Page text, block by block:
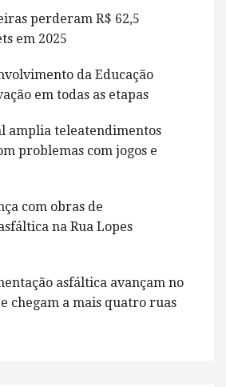
perderam R$ 62,5
em 2025
da Educação
em todas as etapas
amplia teleatendimentos
problemas com jogos e
com obras de
na Rua Lopes
asfáltica avançam no
chegam a mais quatro ruas